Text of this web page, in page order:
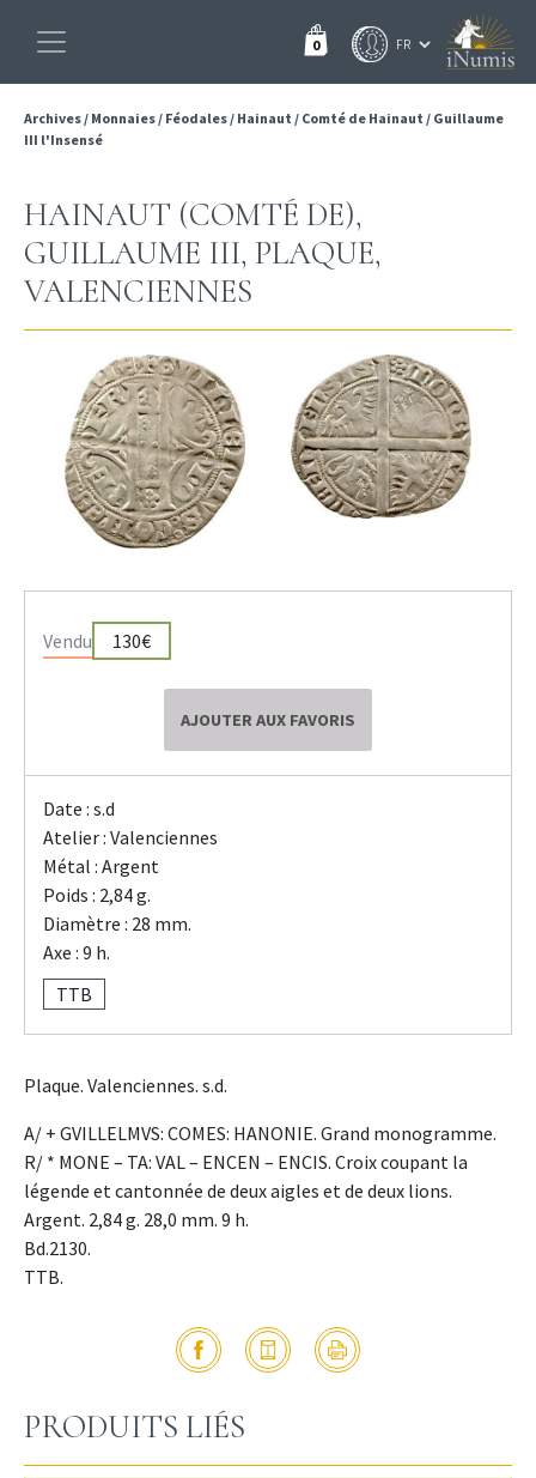
0
Archives/ Monnaies/ Féodales/ Hainaut / Comté de Hainaut / Guillaume
III l'Insensé
HAINAUT (COMTÉ DE),
GUILLAUME III, PLAQUE,
VALENCIENNES
Vendu 130€
AJOUTER AUX FAVORIS
Date : s.d
Atelier : Valenciennes
Métal : Argent
Poids : 2,84 g.
Diamètre : 28 mm.
Axe : 9 h.
TTB
Plaque. Valenciennes. s.d.
A/ + GVILLELMVS: COMES: HANONIE. Grand monogramme.
R/ * MONE – TA: VAL – ENCEN – ENCIS. Croix coupant la
légende et cantonnée de deux aigles et de deux lions.
Argent. 2,84 g. 28,0 mm. 9 h.
Bd.2130.
TTB.
PRODUITS LIÉS